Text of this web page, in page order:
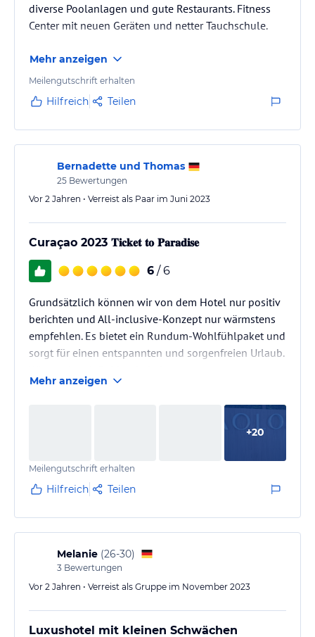
diverse Poolanlagen und gute Restaurants. Fitness
Center mit neuen Geräten und netter Tauchschule.
Mehr anzeigen
Meilengutschrift erhalten
Hilfreich Teilen
Bernadette und Thomas
25 Bewertungen
Vor 2 Jahren • Verreist als Paar im Juni 2023
Curaçao 2023 𝐓𝐢𝐜𝐤𝐞𝐭 𝐭𝐨 𝐏𝐚𝐫𝐚𝐝𝐢𝐬𝐞
6 / 6
Grundsätzlich können wir von dem Hotel nur positiv
berichten und All-inclusive-Konzept nur wärmstens
empfehlen. Es bietet ein Rundum-Wohlfühlpaket und
sorgt für einen entspannten und sorgenfreien Urlaub.
Mehr anzeigen
+20
Meilengutschrift erhalten
Hilfreich Teilen
Melanie (26-30)
3 Bewertungen
Vor 2 Jahren • Verreist als Gruppe im November 2023
Luxushotel mit kleinen Schwächen